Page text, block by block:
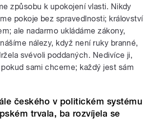
způsobu k upokojení vlasti. Nikdy
pokoje bez spravedlnosti; království
ale nadarmo ukládáme zákony,
nálezy, když není ruky branné,
svévoli poddaných. Nedivíce ji,
sami chceme; každý jest sám
českého v politickém systému
trvala, ba rozvíjela se